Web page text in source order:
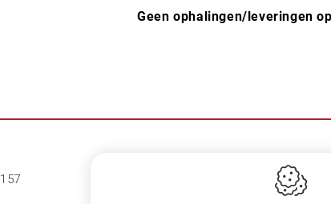
Geen ophalingen/leveringen